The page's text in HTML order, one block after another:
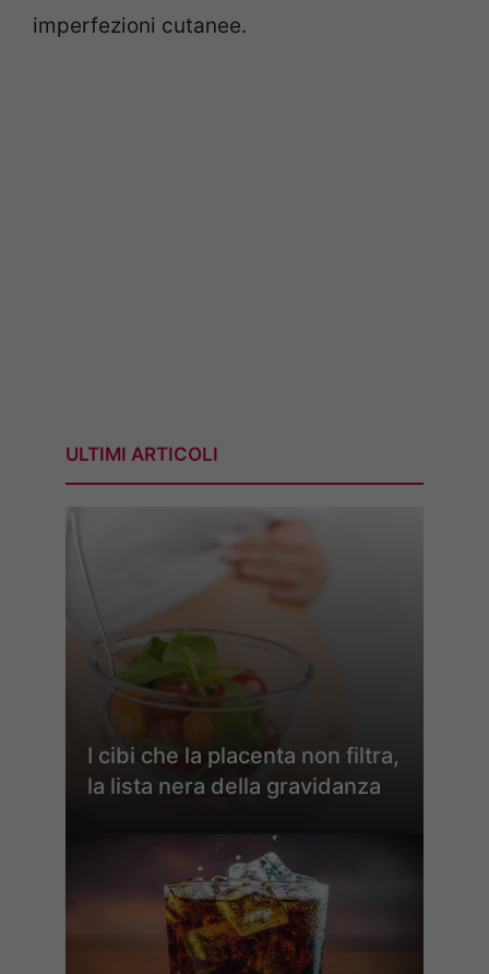
imperfezioni cutanee.
ULTIMI ARTICOLI
I cibi che la placenta non filtra,
la lista nera della gravidanza